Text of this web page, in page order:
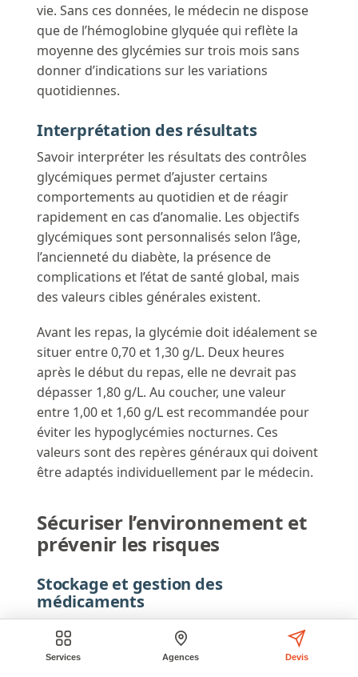
Services Agences Devis
vie. Sans ces données, le médecin ne dispose
que de l’hémoglobine glyquée qui reflète la
moyenne des glycémies sur trois mois sans
donner d’indications sur les variations
quotidiennes.
Interprétation des résultats
Savoir interpréter les résultats des contrôles
glycémiques permet d’ajuster certains
comportements au quotidien et de réagir
rapidement en cas d’anomalie. Les objectifs
glycémiques sont personnalisés selon l’âge,
l’ancienneté du diabète, la présence de
complications et l’état de santé global, mais
des valeurs cibles générales existent.
Avant les repas, la glycémie doit idéalement se
situer entre 0,70 et 1,30 g/L. Deux heures
après le début du repas, elle ne devrait pas
dépasser 1,80 g/L. Au coucher, une valeur
entre 1,00 et 1,60 g/L est recommandée pour
éviter les hypoglycémies nocturnes. Ces
valeurs sont des repères généraux qui doivent
être adaptés individuellement par le médecin.
Sécuriser l’environnement et
prévenir les risques
Stockage et gestion des
médicaments
Les médicaments du diabète, notamment
l’insuline, doivent être conservés dans des